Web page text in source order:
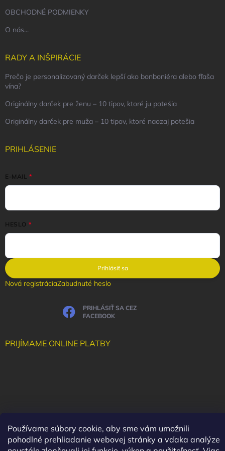
Používame súbory cookie, aby sme vám umožnili
pohodlné prehliadanie webovej stránky a vďaka analýze
OBCHODNÉ PODMIENKY
O nás...
RADY A INŠPIRÁCIE
Prečo je personalizovaný darček lepší ako bonboniéra alebo fľaša
vína?
Originálny darček pre ženu – 10 tipov, ktoré ju potešia
Originálny darček pre muža – 10 tipov, ktoré naozaj potešia
PRIHLÁSENIE
E-MAIL
HESLO
Prihlásiť sa
Nová registráciaZabudnuté heslo
PRIHLÁSIŤ SA CEZ
FACEBOOK
PRIJÍMAME ONLINE PLATBY